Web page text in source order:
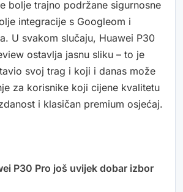
bolje trajno podržane sigurnosne
integracije s Googleom i
U svakom slučaju, Huawei P30
ostavlja jasnu sliku – to je
svoj trag i koji i danas može
za korisnike koji cijene kvalitetu
i klasičan premium osjećaj.
P30 Pro još uvijek dobar izbor